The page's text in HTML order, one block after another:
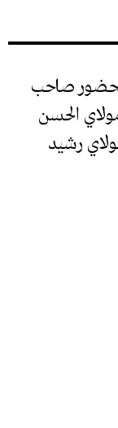
بحضور صاحب
الحسن
رشيد